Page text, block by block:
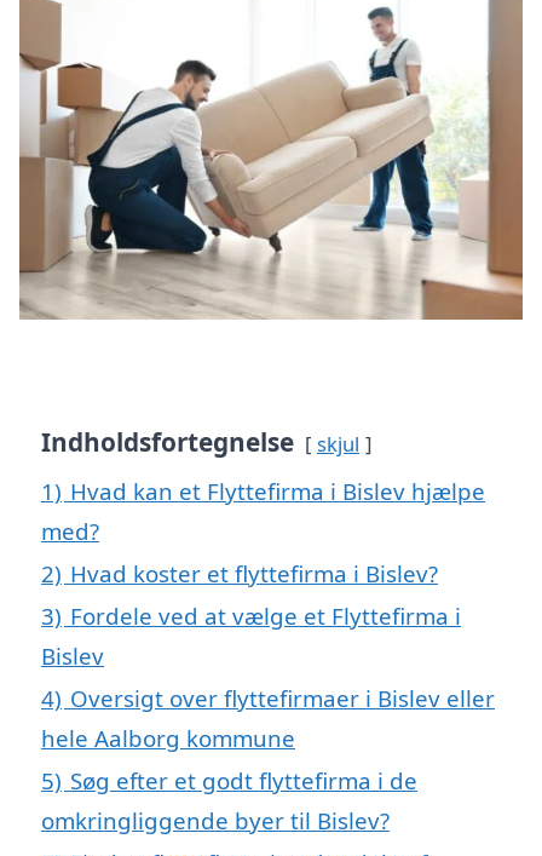
Indholdsfortegnelse skjul
1) Hvad kan et Flyttefirma i Bislev hjælpe
med?
2) Hvad koster et flyttefirma i Bislev?
3) Fordele ved at vælge et Flyttefirma i
Bislev
4) Oversigt over flyttefirmaer i Bislev eller
hele Aalborg kommune
5) Søg efter et godt flyttefirma i de
omkringliggende byer til Bislev?